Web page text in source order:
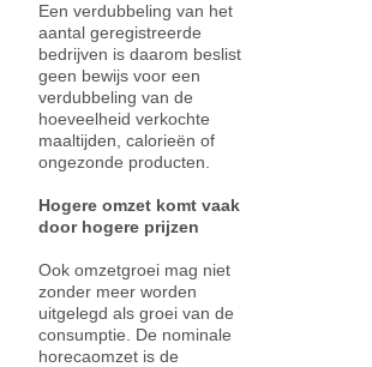
Een verdubbeling van het
aantal geregistreerde
bedrijven is daarom beslist
geen bewijs voor een
verdubbeling van de
hoeveelheid verkochte
maaltijden, calorieën of
ongezonde producten.
Hogere omzet komt vaak
door hogere prijzen
Ook omzetgroei mag niet
zonder meer worden
uitgelegd als groei van de
consumptie. De nominale
horecaomzet is de